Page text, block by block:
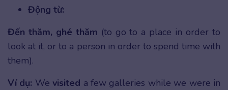
Động từ:
Đến thăm, ghé thăm (to go to a place in order to
look at it, or to a person in order to spend time with
them).
Ví dụ: Wevisited a few galleries while we were in